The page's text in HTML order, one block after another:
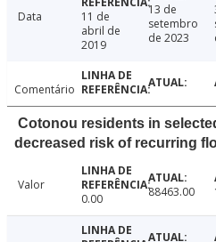
Data
11 de
abril de
2019
13 de
setembro
de 2023
Comentário
Cotonou residents in
decreased risk of recurring
Valor
0.00
88463.00